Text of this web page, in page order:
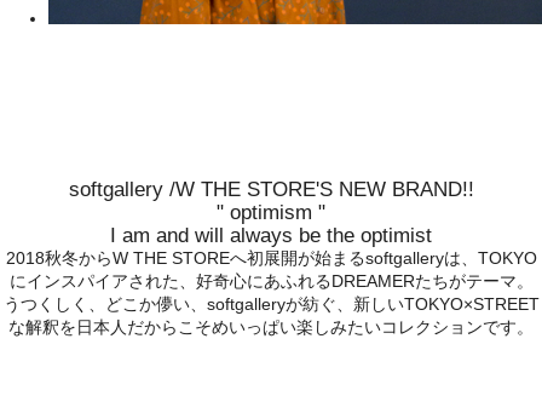
softgallery /W THE STORE'S NEW BRAND!!
" optimism "
I am and will always be the optimist
2018秋冬からW THE STOREへ初展開が始まるsoftgalleryは、TOKYO
にインスパイアされた、好奇心にあふれるDREAMERたちがテーマ。
うつくしく、どこか儚い、softgalleryが紡ぐ、新しいTOKYO×STREET
な解釈を日本人だからこそめいっぱい楽しみたいコレクションです。